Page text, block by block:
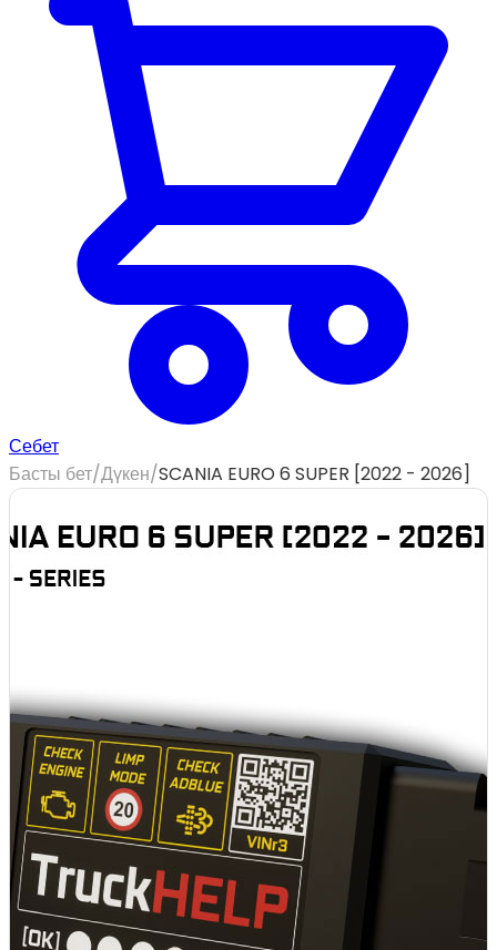
Себет
Басты бет/Дүкен/SCANIA EURO 6 SUPER [2022 - 2026]